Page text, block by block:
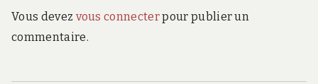
Vous devez vous connecterpour publier un
commentaire.